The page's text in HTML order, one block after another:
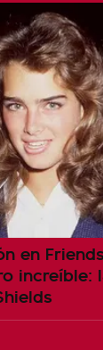
en
increíble: